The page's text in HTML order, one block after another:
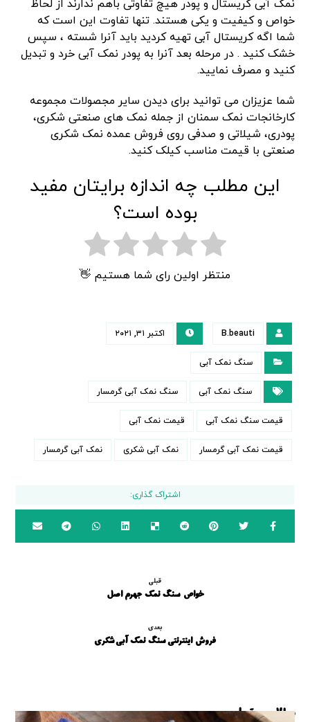
نمک آبی کریستال و پودر هیچ تفاوتی باهم ندارند از لحاظ
خواص و کیفیت و یکی هستند. تنها تفاوت این است که
شما اگه کریستال آبی تهیه کردید باید آنرا شسته ، سپس
خشک کنید . در مرحله بعد آنرا به پودر نمک آبی خرد و تبدیل
کنید و مصرف نمایید.
شما عزیزان می توانید برای دیدن سایر مجصولات مجموعه
کارخانجات نمک سمنان از جمله نمک های صنعتی شکری،
پودری، شیلاتی و صدفی روی فروش عمده نمک شکری
صنعتی با قیمت مناسب کیلک کنید.
این مطلب چه اندازه برایتان مفید
بوده است؟
منتظر اولین رای شما هستیم 👋
B.beauti اکتبر ۳۱, ۲۰۲۱
سنگ نمک آبی
سنگ نمک آبی سنگ نمک آبی گرمسار
قیمت سنگ نمک آبی قیمت نمک آبی
قیمت نمک آبی گرمسار نمک آبی شکری نمک آبی گرمسار
قبلی
خواص سنگ نمک جهرم اصل
بعدی
فروش اینترنتی سنگ نمک آبی شکری
مطالب مرتبط ...